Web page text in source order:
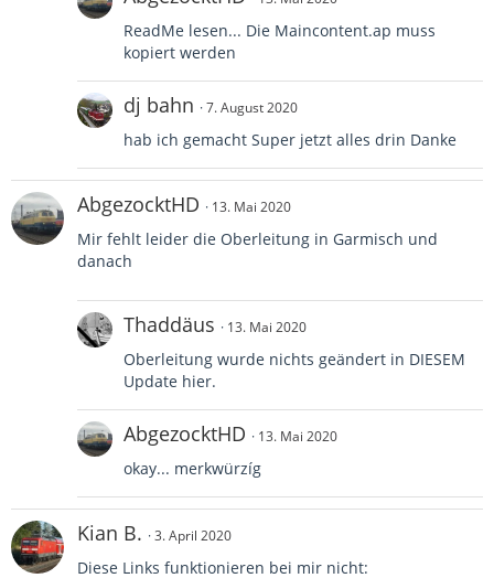
ReadMe lesen... Die Maincontent.ap muss
kopiert werden
dj bahn 7. August 2020
hab ich gemacht Super jetzt alles drin Danke
AbgezocktHD 13. Mai 2020
Mir fehlt leider die Oberleitung in Garmisch und
danach
Thaddäus 13. Mai 2020
Oberleitung wurde nichts geändert in DIESEM
Update hier.
AbgezocktHD 13. Mai 2020
okay... merkwürzíg
Kian B. 3. April 2020
Diese Links funktionieren bei mir nicht: